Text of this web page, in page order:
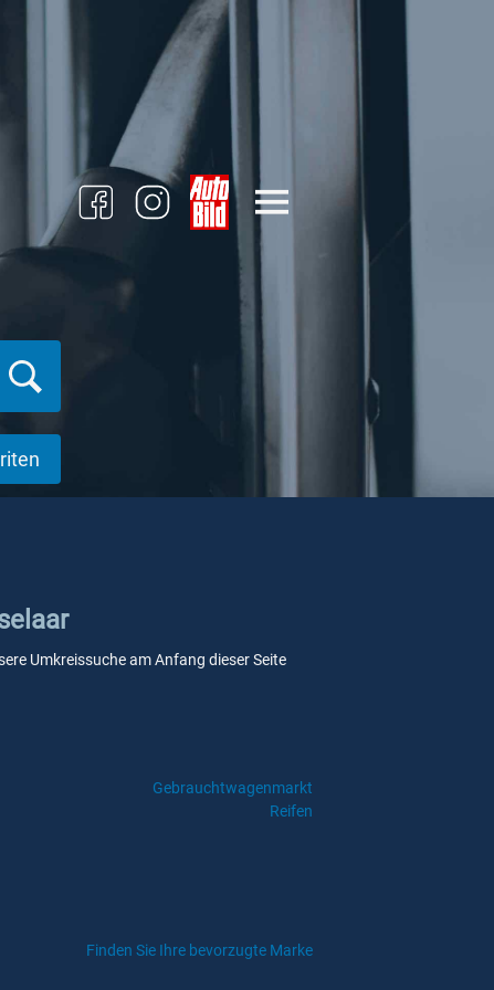
Umkreissuche am Anfang dieser Seite
Gebrauchtwagenmarkt
Reifen
Finden Sie Ihre bevorzugte Marke